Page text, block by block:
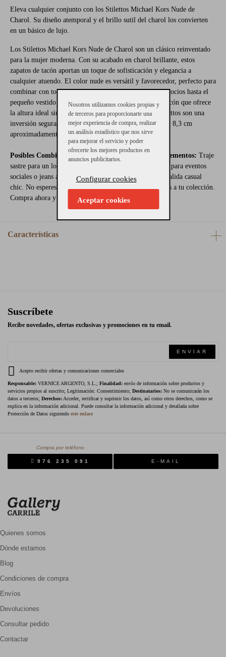
Eleva cualquier conjunto con los Stilettos Michael Kors Nude de
Charol. Su diseño atemporal y el brillo sutil del charol los convierten
en un básico de lujo.
Los Stilettos Michael Kors Nude de Charol son un clásico reinventado
para la mujer moderna. Con su acabado en charol brillante, estos
zapatos de tacón aportan un toque de sofisticación y elegancia a
cualquier atuendo. El color nude es versátil y favorecedor, perfecto para
combinar con toda tu vestimenta, desde los trajes de negocios hasta el
pequeño vestido negro. Con una silueta refinada y un tacón que ofrece
la altura ideal sin comprometer la comodidad, estos stilettos son una
inversión segura en tu armario. La altura del tacón es de 8,3 cm
aproximadamente.
Posibles Combinaciones con Otras Prendas o Complementos: Traje
sastre para un look profesional pulido, vestido de cóctel para eventos
sociales o jeans ajustados y una blusa de seda para una salida casual
chic. No esperes para añadir estos Stilettos Michael Kors a tu colección.
Compra ahora y pisa con confianza y estilo.
Características
Suscríbete
Recibe novedades, ofertas exclusivas y promociones en tu email.
ENVIAR
Acepto recibir ofertas y comunicaciones comerciales
Responsable: VERNICE ARGENTO, S.L.; Finalidad: envío de información sobre productos y
servicios propios al suscrito; Legitimación: Consentimiento; Destinatarios: No se comunicarán los
datos a terceros; Derechos: Acceder, rectificar y suprimir los datos, así como otros derechos, como se
explica en la información adicional. Puede consultar la información adicional y detallada sobre
Protección de Datos siguiendo este enlace
Compra por teléfono
976 235 091 E-MAIL
Quienes somos
Dónde estamos
Blog
Condiciones de compra
Envíos
Devoluciones
Consultar pedido
Contactar
Nosotros utilizamos cookies propias y
de terceros para proporcionarte una
mejor experiencia de compra, realizar
un análisis estadístico que nos sirve
para mejorar el servicio y poder
ofrecerte los mejores productos en
anuncios publicitarios.
Configurar cookies
Aceptar cookies